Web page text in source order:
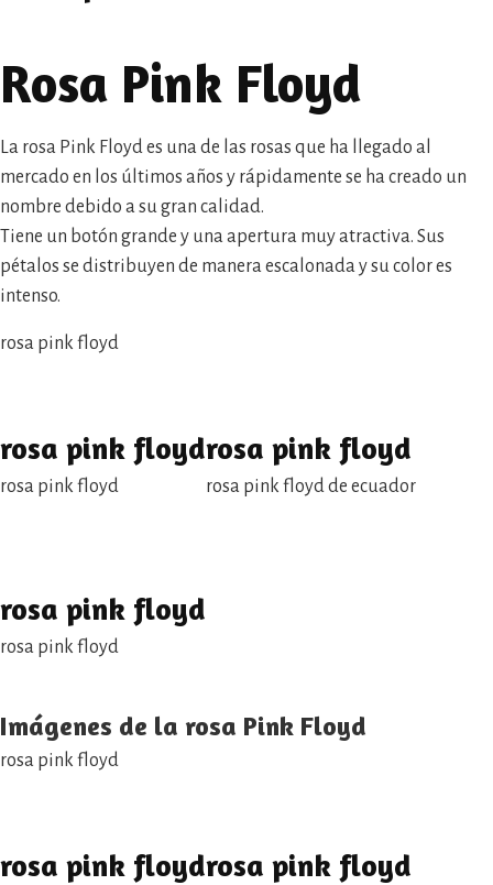
Rosa Pink Floyd
La rosa Pink Floyd es una de las rosas que ha llegado al
mercado en los últimos años y rápidamente se ha creado un
nombre debido a su gran calidad.
Tiene un botón grande y una apertura muy atractiva. Sus
pétalos se distribuyen de manera escalonada y su color es
intenso.
rosa pink floyd
rosa pink floyd
rosa pink floyd
rosa pink floyd
rosa pink floyd de ecuador
rosa pink floyd
rosa pink floyd
Imágenes de la rosa Pink Floyd
rosa pink floyd
rosa pink floydrosa pink floyd